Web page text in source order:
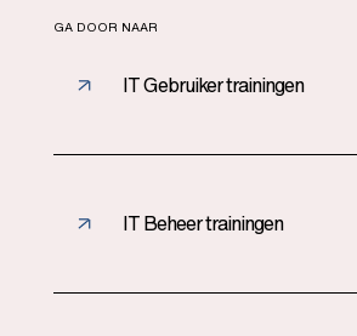
GA DOOR NAAR
IT Gebruiker trainingen
IT Beheer trainingen